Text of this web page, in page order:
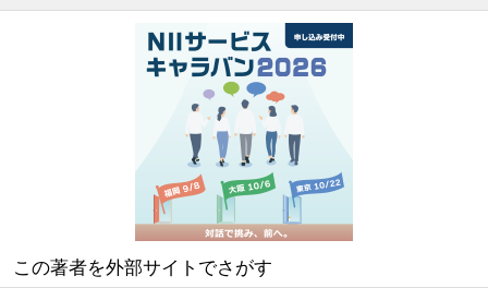
この著者を外部サイトでさがす